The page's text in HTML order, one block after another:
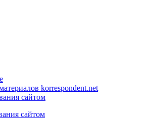
korrespondent.net
сайтом
сайтом